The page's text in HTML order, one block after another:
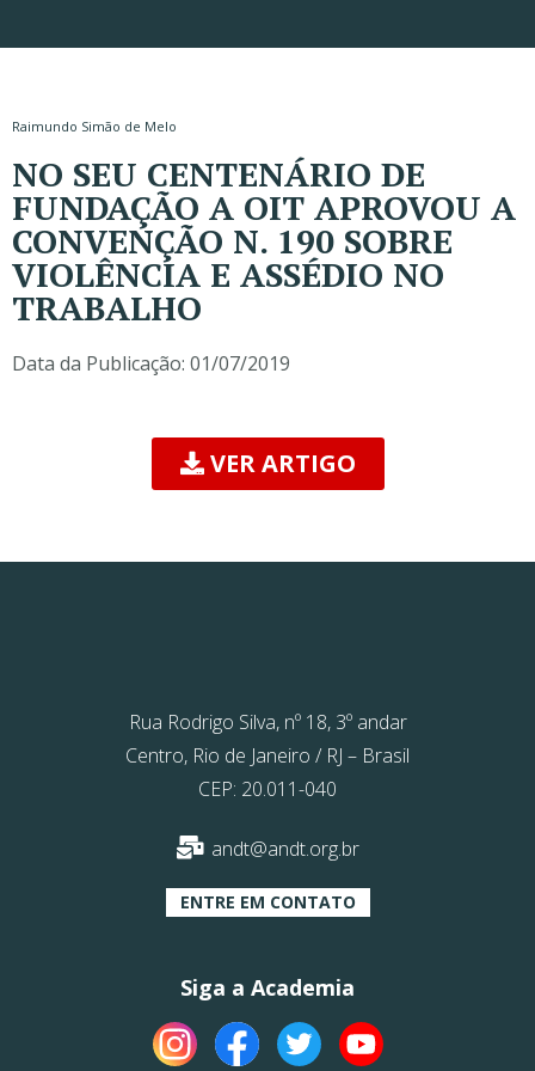
Raimundo Simão de Melo
NO SEU CENTENÁRIO DE
FUNDAÇÃO A OIT APROVOU A
CONVENÇÃO N. 190 SOBRE
VIOLÊNCIA E ASSÉDIO NO
TRABALHO
Data da Publicação: 01/07/2019
VER ARTIGO
Rua Rodrigo Silva, nº 18, 3º andar
Centro, Rio de Janeiro / RJ – Brasil
CEP: 20.011-040
andt@andt.org.br
ENTRE EM CONTATO
Siga a Academia